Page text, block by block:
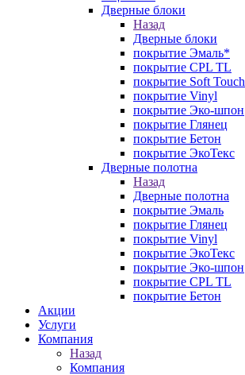
Дверные блоки
Назад
Дверные блоки
покрытие Эмаль*
покрытие CPL TL
покрытие Soft Touch
покрытие Vinyl
покрытие Эко-шпон
покрытие Глянец
покрытие Бетон
покрытие ЭкоТекс
Дверные полотна
Назад
Дверные полотна
покрытие Эмаль
покрытие Глянец
покрытие Vinyl
покрытие ЭкоТекс
покрытие Эко-шпон
покрытие CPL TL
покрытие Бетон
Акции
Услуги
Компания
Назад
Компания